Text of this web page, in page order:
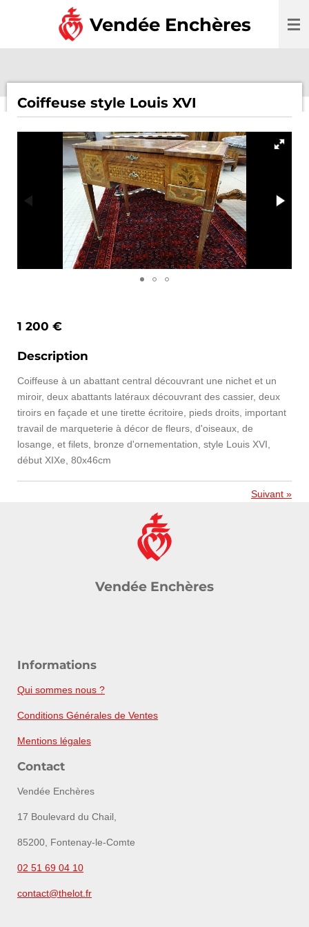
Vendée Enchères
Coiffeuse style Louis XVI
1 200 €
Description
Coiffeuse à un abattant central découvrant une nichet et un
miroir, deux abattants latéraux découvrant des cassier, deux
tiroirs en façade et une tirette écritoire, pieds droits, important
travail de marqueterie à décor de fleurs, d'oiseaux, de
losange, et filets, bronze d'ornementation, style Louis XVI,
début XIXe, 80x46cm
Suivant »
Vendée Enchères
Informations
Qui sommes nous ?
Conditions Générales de Ventes
Mentions légales
Contact
Vendée Enchères
17 Boulevard du Chail,
85200, Fontenay-le-Comte
02 51 69 04 10
contact@thelot.fr